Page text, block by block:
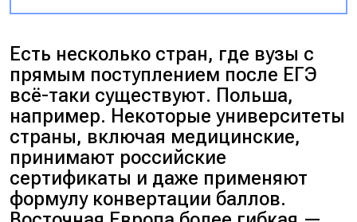
Есть несколько стран, где вузы с
прямым поступлением после ЕГЭ
всё-таки существуют. Польша,
например. Некоторые университеты
страны, включая медицинские,
принимают российские
сертификаты и даже применяют
формулу конвертации баллов.